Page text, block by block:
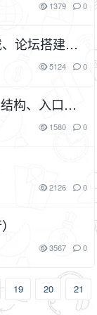
1379 0
论坛搭建教
5124 0
构、入口、h
3P 1580 0
2126 0
3567 0
19 20
21